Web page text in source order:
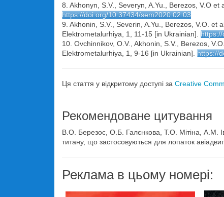
8. Akhonyn, S.V., Severyn, A.Yu., Berezos, V.O
https://doi.org/10.37434/sem2020.02.03
9. Akhonin, S.V., Severin, A.Yu., Berezos, V.O.
Elektrometalurhiya, 1, 11-15 [in Ukrainian].
10. Ovchinnikov, O.V., Akhonin, S.V., Berezos,
Elektrometalurhiya, 1, 9-16 [in Ukrainian]. https://
Ця стаття у відкритому доступі за Creative
Рекомендоване цитування
В.О. Березос, О.Б. Галєнкова, T.О. Мітіна, А.М.
титану, що застосовуються для лопаток
Реклама в цьому номері: